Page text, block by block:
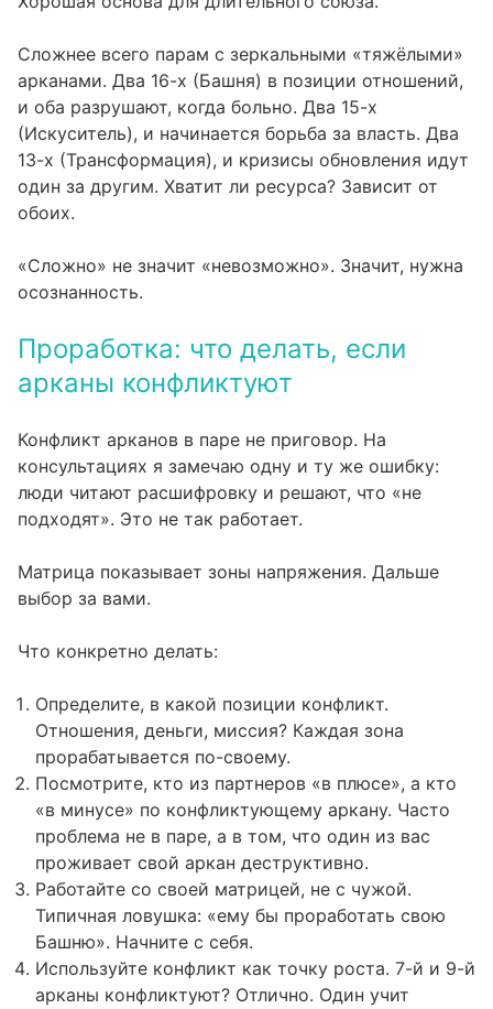
Сложнее всего парам с зеркальными «тяжёлыми»
арканами. Два 16-х (Башня) в позиции отношений,
и оба разрушают, когда больно. Два 15-х
(Искуситель), и начинается борьба за власть. Два
13-х (Трансформация), и кризисы обновления идут
один за другим. Хватит ли ресурса? Зависит от
обоих.
«Сложно» не значит «невозможно». Значит, нужна
осознанность.
Проработка: что делать, если
арканы конфликтуют
Конфликт арканов в паре не приговор. На
консультациях я замечаю одну и ту же ошибку:
люди читают расшифровку и решают, что «не
подходят». Это не так работает.
Матрица показывает зоны напряжения. Дальше
выбор за вами.
Что конкретно делать:
Определите, в какой позиции конфликт.
Отношения, деньги, миссия? Каждая зона
прорабатывается по-своему.
Посмотрите, кто из партнеров «в плюсе», а кто
«в минусе» по конфликтующему аркану. Часто
проблема не в паре, а в том, что один из вас
проживает свой аркан деструктивно.
Работайте со своей матрицей, не с чужой.
Типичная ловушка: «ему бы проработать свою
Башню». Начните с себя.
Используйте конфликт как точку роста. 7-й и 9-й
арканы конфликтуют? Отлично. Один учит